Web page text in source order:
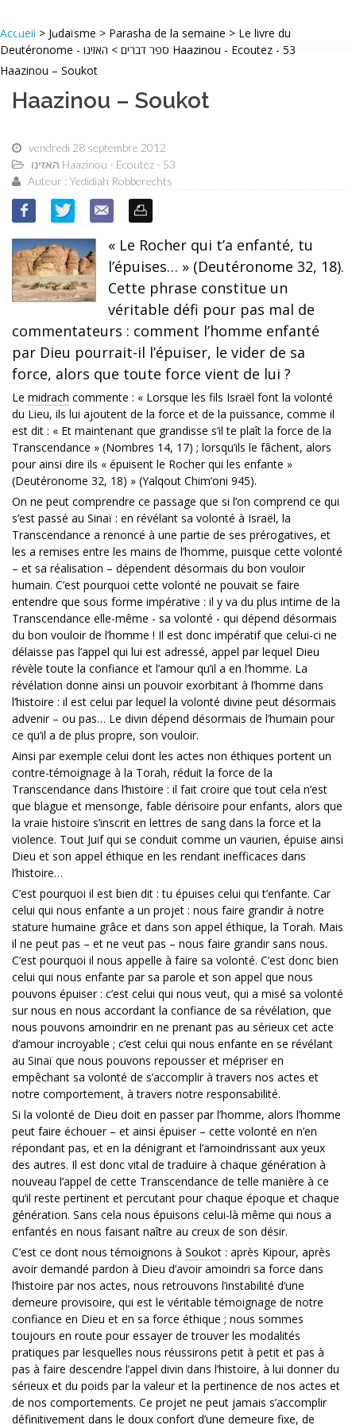
Accueil > Judaïsme > Parasha de la semaine > Le livre du
Deutéronome - ספר דברים > האזינו Haazinou - Ecoutez - 53
Haazinou – Soukot
Haazinou – Soukot
vendredi 28 septembre 2012
האזינו Haazinou - Ecoutez - 53
Auteur : Yedidiah Robberechts
« Le Rocher qui t’a enfanté, tu
l’épuises… » (Deutéronome 32, 18).
Cette phrase constitue un
véritable défi pour pas mal de
commentateurs : comment l’homme enfanté
par Dieu pourrait-il l’épuiser, le vider de sa
force, alors que toute force vient de lui ?
Le midrach commente : « Lorsque les fils Israël font la volonté
du Lieu, ils lui ajoutent de la force et de la puissance, comme il
est dit : « Et maintenant que grandisse s’il te plaît la force de la
Transcendance » (Nombres 14, 17) ; lorsqu’ils le fâchent, alors
pour ainsi dire ils « épuisent le Rocher qui les enfante »
(Deutéronome 32, 18) » (Yalqout Chim’oni 945).
On ne peut comprendre ce passage que si l’on comprend ce qui
s’est passé au Sinaï : en révélant sa volonté à Israël, la
Transcendance a renoncé à une partie de ses prérogatives, et
les a remises entre les mains de l’homme, puisque cette volonté
– et sa réalisation – dépendent désormais du bon vouloir
humain. C’est pourquoi cette volonté ne pouvait se faire
entendre que sous forme impérative : il y va du plus intime de la
Transcendance elle-même - sa volonté - qui dépend désormais
du bon vouloir de l’homme ! Il est donc impératif que celui-ci ne
délaisse pas l’appel qui lui est adressé, appel par lequel Dieu
révèle toute la confiance et l’amour qu’il a en l’homme. La
révélation donne ainsi un pouvoir exorbitant à l’homme dans
l’histoire : il est celui par lequel la volonté divine peut désormais
advenir – ou pas… Le divin dépend désormais de l’humain pour
ce qu’il a de plus propre, son vouloir.
Ainsi par exemple celui dont les actes non éthiques portent un
contre-témoignage à la Torah, réduit la force de la
Transcendance dans l’histoire : il fait croire que tout cela n’est
que blague et mensonge, fable dérisoire pour enfants, alors que
la vraie histoire s’inscrit en lettres de sang dans la force et la
violence. Tout Juif qui se conduit comme un vaurien, épuise ainsi
Dieu et son appel éthique en les rendant inefficaces dans
l’histoire…
C’est pourquoi il est bien dit : tu épuises celui qui t’enfante. Car
celui qui nous enfante a un projet : nous faire grandir à notre
stature humaine grâce et dans son appel éthique, la Torah. Mais
il ne peut pas – et ne veut pas – nous faire grandir sans nous.
C’est pourquoi il nous appelle à faire sa volonté. C’est donc bien
celui qui nous enfante par sa parole et son appel que nous
pouvons épuiser : c’est celui qui nous veut, qui a misé sa volonté
sur nous en nous accordant la confiance de sa révélation, que
nous pouvons amoindrir en ne prenant pas au sérieux cet acte
d’amour incroyable ; c’est celui qui nous enfante en se révélant
au Sinaï que nous pouvons repousser et mépriser en
empêchant sa volonté de s’accomplir à travers nos actes et
notre comportement, à travers notre responsabilité.
Si la volonté de Dieu doit en passer par l’homme, alors l’homme
peut faire échouer – et ainsi épuiser – cette volonté en n’en
répondant pas, et en la dénigrant et l’amoindrissant aux yeux
des autres. Il est donc vital de traduire à chaque génération à
nouveau l’appel de cette Transcendance de telle manière à ce
qu’il reste pertinent et percutant pour chaque époque et chaque
génération. Sans cela nous épuisons celui-là même qui nous a
enfantés en nous faisant naître au creux de son désir.
C’est ce dont nous témoignons à Soukot : après Kipour, après
avoir demandé pardon à Dieu d’avoir amoindri sa force dans
l’histoire par nos actes, nous retrouvons l’instabilité d’une
demeure provisoire, qui est le véritable témoignage de notre
confiance en Dieu et en sa force éthique ; nous sommes
toujours en route pour essayer de trouver les modalités
pratiques par lesquelles nous réussirons petit à petit et pas à
pas à faire descendre l’appel divin dans l’histoire, à lui donner du
sérieux et du poids par la valeur et la pertinence de nos actes et
de nos comportements. Ce projet ne peut jamais s’accomplir
définitivement dans le doux confort d’une demeure fixe, de